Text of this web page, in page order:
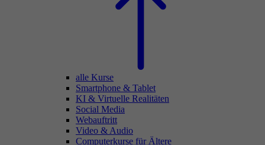
alle Kurse
Smartphone & Tablet
KI & Virtuelle Realitäten
Social Media
Webauftritt
Video & Audio
Computerkurse für Ältere